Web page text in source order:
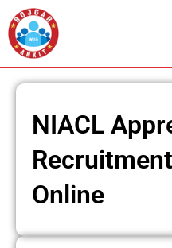
Skip
to
content
NIACL
Online